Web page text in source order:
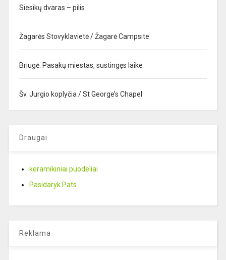
Siesikų dvaras – pilis
Žagarės Stovyklavietė / Žagarė Campsite
Briugė: Pasakų miestas, sustingęs laike
Šv. Jurgio koplyčia / St George’s Chapel
Draugai
keramikiniai puodeliai
Pasidaryk Pats
Reklama